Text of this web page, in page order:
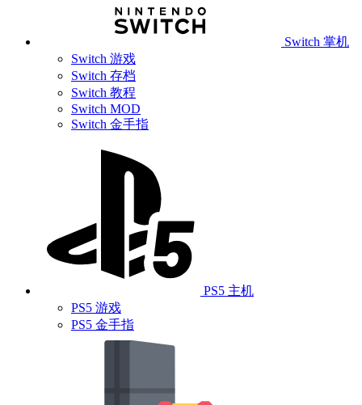
Switch 掌机
Switch 游戏
Switch 存档
Switch 教程
Switch MOD
Switch 金手指
PS5 主机
PS5 游戏
PS5 金手指